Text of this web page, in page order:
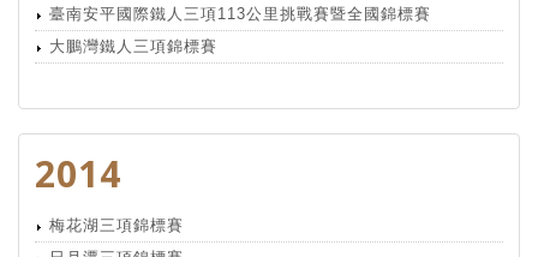
臺南安平國際鐵人三項113公里挑戰賽暨全國錦標賽
大鵬灣鐵人三項錦標賽
2014
梅花湖三項錦標賽